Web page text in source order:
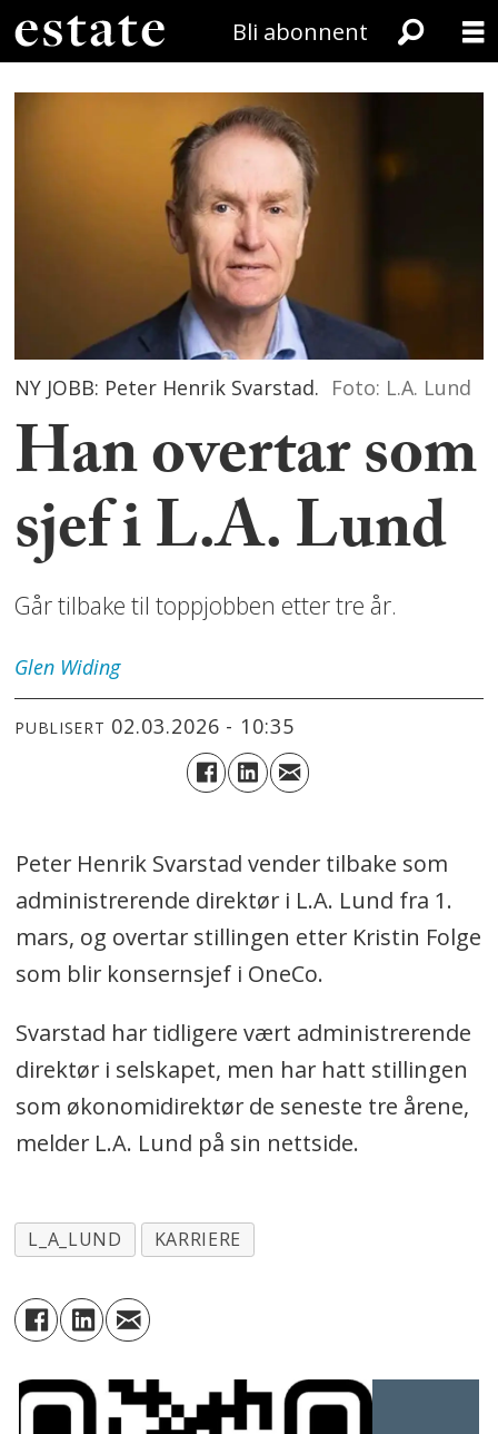
Bli abonnent
NY JOBB: Peter Henrik Svarstad. Foto: L.A. Lund
Han overtar som
sjef i L.A. Lund
Går tilbake til toppjobben etter tre år.
Glen Widing
PUBLISERT 02.03.2026 - 10:35
Peter Henrik Svarstad vender tilbake som
administrerende direktør i L.A. Lund fra 1.
mars, og overtar stillingen etter Kristin Folge
som blir konsernsjef i OneCo.
Svarstad har tidligere vært administrerende
direktør i selskapet, men har hatt stillingen
som økonomidirektør de seneste tre årene,
melder L.A. Lund på sin nettside.
L_A_LUND KARRIERE